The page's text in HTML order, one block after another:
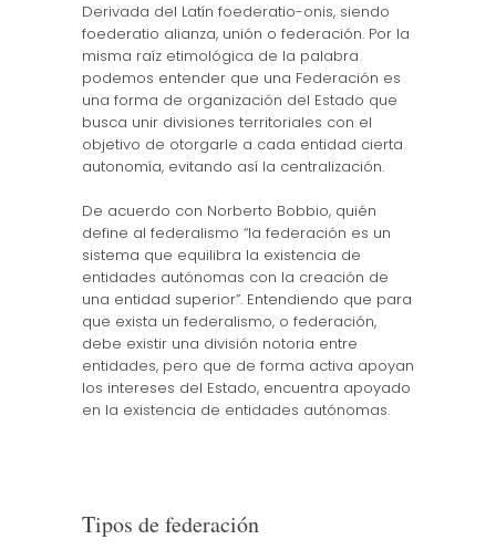
Derivada del Latín foederatio-onis, siendo
foederatio alianza, unión o federación. Por la
misma raíz etimológica de la palabra
podemos entender que una Federación es
una forma de organización del Estado que
busca unir divisiones territoriales con el
objetivo de otorgarle a cada entidad cierta
autonomía, evitando así la centralización.
De acuerdo con Norberto Bobbio, quién
define al federalismo “la federación es un
sistema que equilibra la existencia de
entidades autónomas con la creación de
una entidad superior”. Entendiendo que para
que exista un federalismo, o federación,
debe existir una división notoria entre
entidades, pero que de forma activa apoyan
los intereses del Estado, encuentra apoyado
en la existencia de entidades autónomas.
Tipos de federación